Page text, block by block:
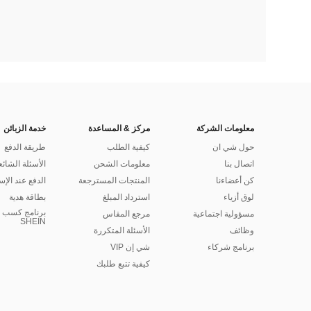
معلومات الشركة
حول شي ان
اتصال بنا
كن أعضاءنا
لوق أزياء
مسؤولية اجتماعية
وظائف
برنامج شركاء
مركز & المساعدة
كيفية الطلب
معلومات الشحن
المنتجات المسترجعة
استرداد المبلغ
مرجع المقاس
الأسئلة المتكررة
شي إن VIP
كيفية تتبع طلبك
خدمة الزبائن
طريقة الدفع
الأسئلة
الدفع عند
بطاقة هدية
برنامج كسب
SHEIN